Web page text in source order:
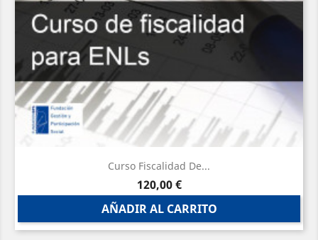
Curso Fiscalidad De...
Precio
120,00 €
AÑADIR AL CARRITO